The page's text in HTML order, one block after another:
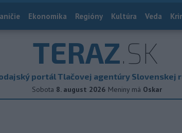
Ekonomika Regióny Kultúra Veda
TERAZ.SK
portál Tlačovej agentúry Slovenskej
Sobota 8. august 2026 Meniny má Oskar